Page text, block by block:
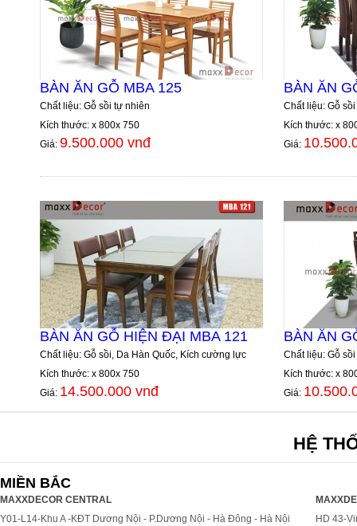
BÀN ĂN GỖ MBA 125
Chất liệu: Gỗ sồi tự nhiên
Kích thước: x 800x 750
Giá: 9.500.000 vnđ
BÀN ĂN
Chất liệu: Gỗ
Kích thước: x
Giá:
BÀN ĂN GỖ HIỆN ĐẠI MBA 121
Chất liệu: Gỗ sồi, Da Hàn Quốc, Kích cường lực
Kích thước: x 800x 750
Giá: 14.500.000 vnđ
BÀN ĂN
Chất liệu: Gỗ sồi
Kích thước: x
Giá:
HỆ
MIỀN BẮC
MAXXDECOR CENTRAL
Y01-L14-Khu A -KĐT Dương Nội - P.Dương Nội - Hà Đông - Hà Nội
HD 43-